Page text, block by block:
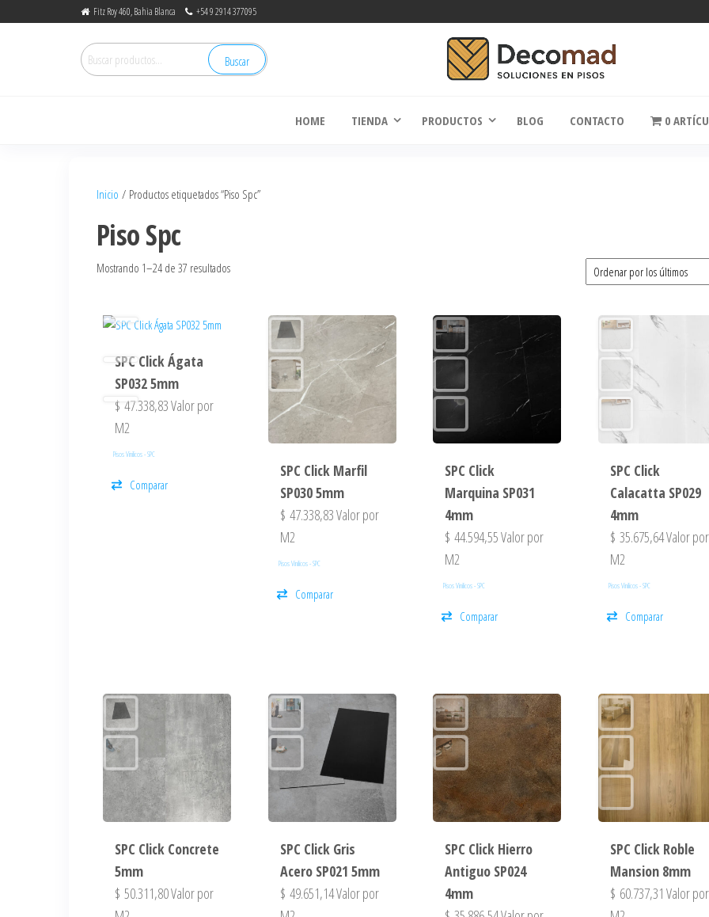
Fitz Roy 460, Bahia Blanca +54 9 2914 377095
Buscar
HOME
TIENDA PRODUCTOS BLOG CONTACTO 0
Inicio / Productos etiquetados “Piso Spc”
Piso Spc
Mostrando 1–24 de 37 resultados
SPC Click Ágata
SP032 5mm
$ 47.338,83Valor por
M2
Pisos Vinilicos - SPC
Comparar
SPC Click Marfil
SP030 5mm
$ 47.338,83Valor por
M2
Pisos Vinilicos - SPC
Comparar
SPC Click
Marquina SP031
4mm
$ 44.594,55Valor por
M2
Pisos Vinilicos - SPC
Comparar
SPC Click
Calacatta SP029
4mm
$ 35.675,64Valor por
M2
Pisos Vinilicos - SPC
Comparar
SPC Click Concrete
5mm
$ 50.311,80Valor por
SPC Click Gris
Acero SP021 5mm
$ 49.651,14Valor por
SPC Click Hierro
Antiguo SP024
4mm
SPC Click Roble
Mansion 8mm
$ 60.737,31 Valor por